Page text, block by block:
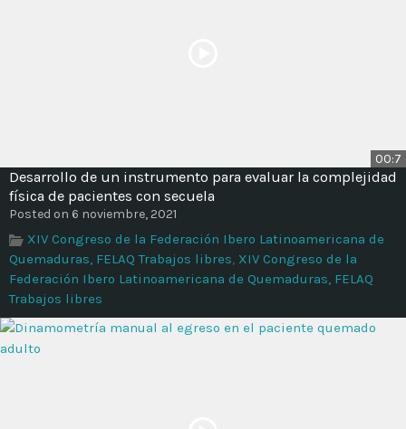
00:7
Desarrollo de un instrumento para evaluar la complejidad
física de pacientes con secuela
Posted on 6 noviembre, 2021
XIV Congreso de la Federación Ibero Latinoamericana de
Quemaduras, FELAQ Trabajos libres, XIV Congreso de la
Federación Ibero Latinoamericana de Quemaduras, FELAQ
Trabajos libres